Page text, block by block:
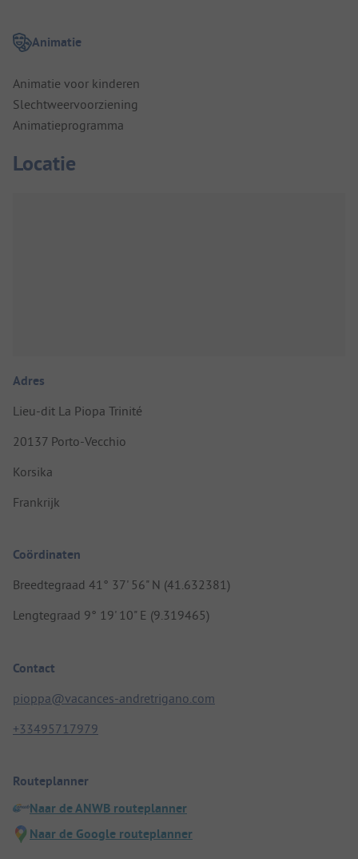
Animatie
Animatie voor kinderen
Slechtweervoorziening
Animatieprogramma
Locatie
Adres
Lieu-dit La Piopa Trinité
20137 Porto-Vecchio
Korsika
Frankrijk
Coördinaten
Breedtegraad 41° 37' 56" N (41.632381)
Lengtegraad 9° 19' 10" E (9.319465)
Contact
pioppa@vacances-andretrigano.com
+33495717979
Routeplanner
Naar de ANWB routeplanner
Naar de Google routeplanner